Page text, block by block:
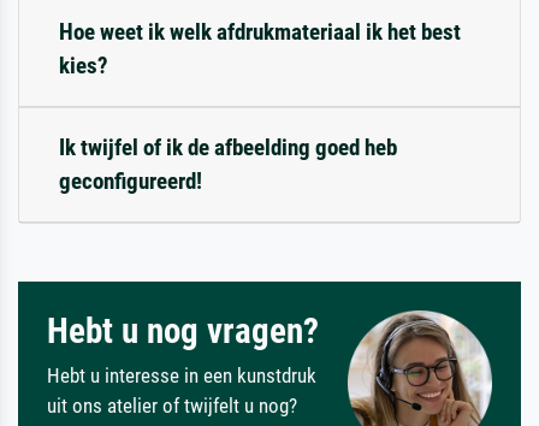
Hoe weet ik welk afdrukmateriaal ik het best
kies?
Ik twijfel of ik de afbeelding goed heb
geconfigureerd!
Hebt u nog vragen?
Hebt u interesse in een kunstdruk
uit ons atelier of twijfelt u nog?